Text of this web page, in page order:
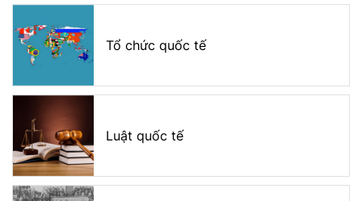
Tổ chức quốc tế
Luật quốc tế